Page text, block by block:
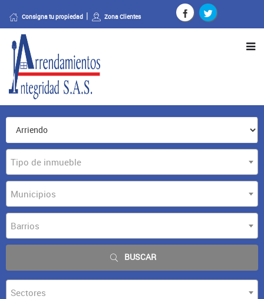
Consigna tu propiedad Zona Clientes
Tipo de inmueble
Municipios
Barrios
BUSCAR
Sectores